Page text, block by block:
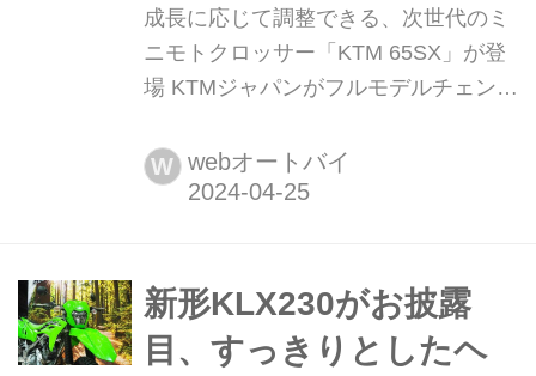
成長に応じて調整できる、次世代のミ
ニモトクロッサー「KTM 65SX」が登
場 KTMジャパンがフルモデルチェンジ
MY2024「KTM 65 SX」を2024年5月
に発売すると発表しました。 新開発の
ピースサブフレームを組み合わせた軽
量なシャシー。また、成長するジュ...
W webオートバイ
新形KLX230がお披露
目、すっきりとしたヘ